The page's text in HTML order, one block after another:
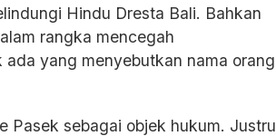
Hindu Dresta Bali. Bahkan
rangka mencegah
yang menyebutkan nama orang
Pasek sebagai objek hukum. Justru